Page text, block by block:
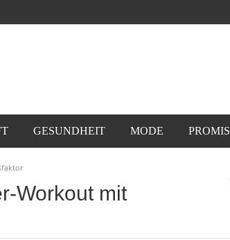
GESUNDHEIT MODE PROMIS
Workout mit